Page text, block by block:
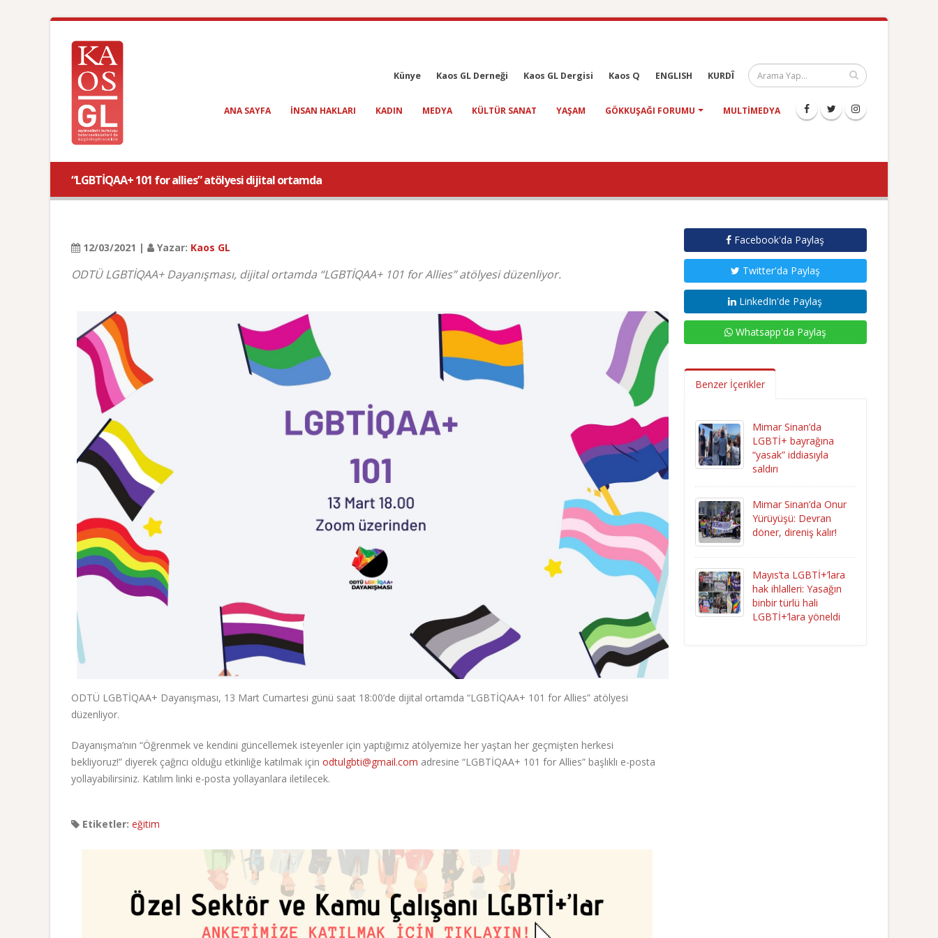
Künye Kaos GL Derneği Kaos GL Dergisi Kaos Q ENGLISH KURDÎ
ANA SAYFA INSAN HAKLARI KADIN MEDYA KÜLTÜR SANAT YAŞAM GÖKKUŞAĞI FORUMU MULTIMEDYA
“LGBTİQAA+ 101 for allies” atölyesi dijital ortamda
12/03/2021 | Yazar: Kaos GL
ODTÜ LGBTİQAA+ Dayanışması, dijital ortamda “LGBTİQAA+ 101 for Allies” atölyesi düzenliyor.
ODTÜ LGBTİQAA+ Dayanışması, 13 Mart Cumartesi günü saat 18:00’de dijital ortamda “LGBTİQAA+ 101 for Allies” atölyesi
düzenliyor.
Dayanışma’nın “Öğrenmek ve kendini güncellemek isteyenler için yaptığımız atölyemize her yaştan her geçmişten herkesi
bekliyoruz!” diyerek çağrıcı olduğu etkinliğe katılmak için odtulgbti@gmail.com adresine “LGBTİQAA+ 101 for Allies” başlıklı e-posta
yollayabilirsiniz. Katılım linki e-posta yollayanlara iletilecek.
Etiketler: eğitim
Facebook'da Paylaş
Twitter'da Paylaş
LinkedIn'de Paylaş
Whatsapp'da Paylaş
Benzer İçerikler
Mimar Sinan’da
LGBTİ+ bayrağına
“yasak” iddiasıyla
saldırı
Mimar Sinan’da Onur
Yürüyüşü: Devran
döner, direniş kalır!
Mayıs’ta LGBTİ+’lara
hak ihlalleri: Yasağın
binbir türlü hali
LGBTİ+’lara yöneldi